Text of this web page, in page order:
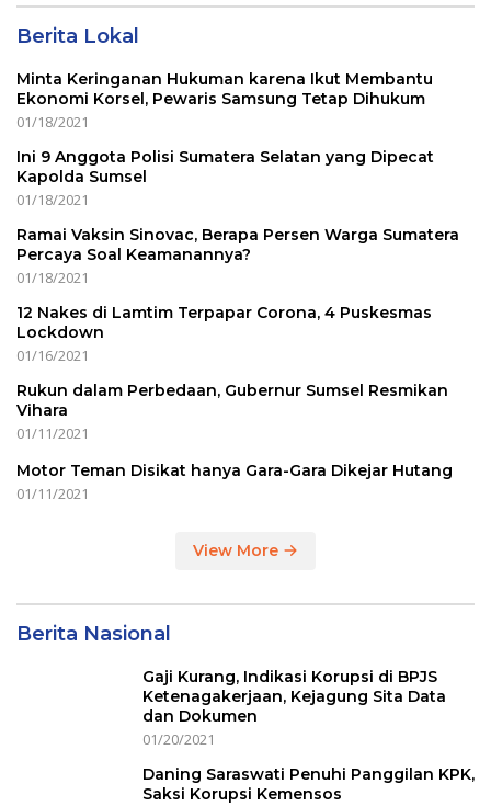
Berita Lokal
Minta Keringanan Hukuman karena Ikut Membantu
Ekonomi Korsel, Pewaris Samsung Tetap Dihukum
01/18/2021
Ini 9 Anggota Polisi Sumatera Selatan yang Dipecat
Kapolda Sumsel
01/18/2021
Ramai Vaksin Sinovac, Berapa Persen Warga Sumatera
Percaya Soal Keamanannya?
01/18/2021
12 Nakes di Lamtim Terpapar Corona, 4 Puskesmas
Lockdown
01/16/2021
Rukun dalam Perbedaan, Gubernur Sumsel Resmikan
Vihara
01/11/2021
Motor Teman Disikat hanya Gara-Gara Dikejar Hutang
01/11/2021
View More
Berita Nasional
Gaji Kurang, Indikasi Korupsi di BPJS
Ketenagakerjaan, Kejagung Sita Data
dan Dokumen
01/20/2021
Daning Saraswati Penuhi Panggilan KPK,
Saksi Korupsi Kemensos